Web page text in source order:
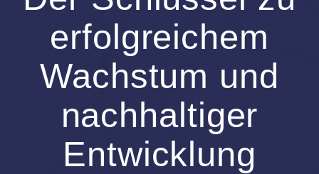
erfolgreichem
Wachstum und
nachhaltiger
Entwicklung